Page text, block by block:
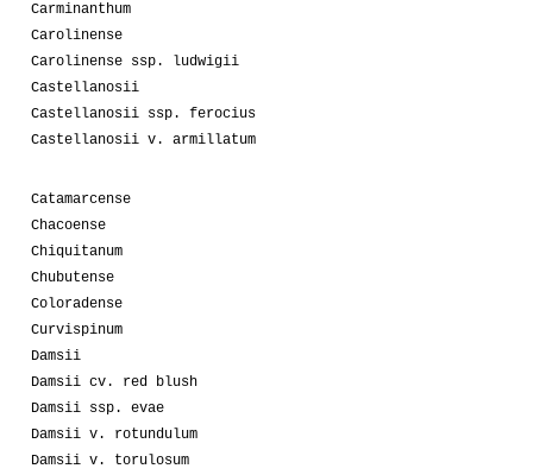
Carminanthum
Carolinense
Carolinense ssp. ludwigii
Castellanosii
Castellanosii ssp. ferocius
Castellanosii v. armillatum
Catamarcense
Chacoense
Chiquitanum
Chubutense
Coloradense
Curvispinum
Damsii
Damsii cv. red blush
Damsii ssp. evae
Damsii v. rotundulum
Damsii v. torulosum